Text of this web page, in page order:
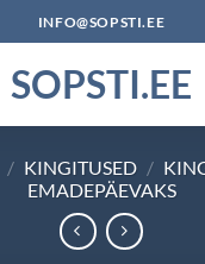
INFO@SOPSTI.EE
SOPSTI.EE
/ KINGITUSED /
EMADEPÄEVAKS